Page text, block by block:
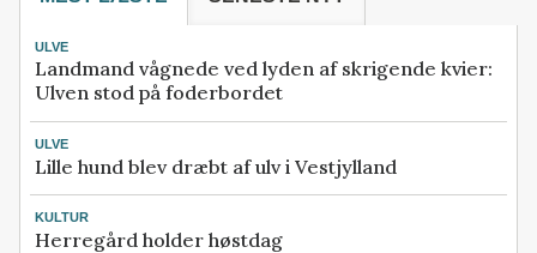
ULVE
Landmand vågnede ved lyden af skrigende kvier:
Ulven stod på foderbordet
ULVE
Lille hund blev dræbt af ulv i Vestjylland
KULTUR
Herregård holder høstdag